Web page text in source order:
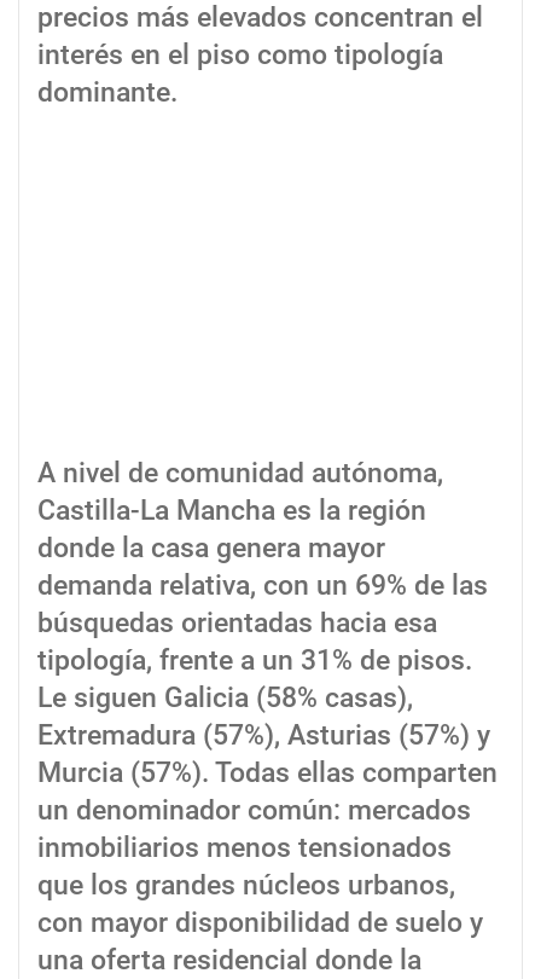
precios más elevados concentran el
interés en el piso como tipología
dominante.
A nivel de comunidad autónoma,
Castilla-La Mancha es la región
donde la casa genera mayor
demanda relativa, con un 69% de las
búsquedas orientadas hacia esa
tipología, frente a un 31% de pisos.
Le siguen Galicia (58% casas),
Extremadura (57%), Asturias (57%) y
Murcia (57%). Todas ellas comparten
un denominador común: mercados
inmobiliarios menos tensionados
que los grandes núcleos urbanos,
con mayor disponibilidad de suelo y
una oferta residencial donde la